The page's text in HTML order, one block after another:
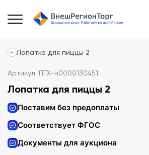
Лопатка для пиццы 2
Артикул: ПТХ-н0000130451
Лопатка для пиццы 2
Поставим без предоплаты
Соответствует ФГОС
Документы для аукциона